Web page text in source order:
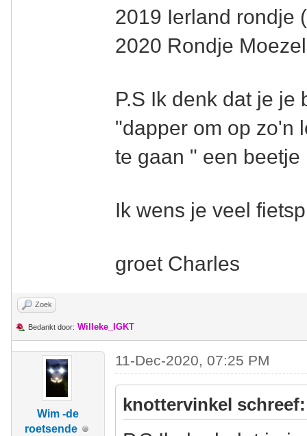
2019 Ierland rondje
2020 Rondje
P.S Ik denk dat je
"dapper om op zo'n
te gaan " een
Ik wens je veel
groet Charles
Zoek
Bedankt door: Willeke_IGKT
Wim -de
roetsende
11-Dec-2020, 07:25 PM
knottervinkel schreef: